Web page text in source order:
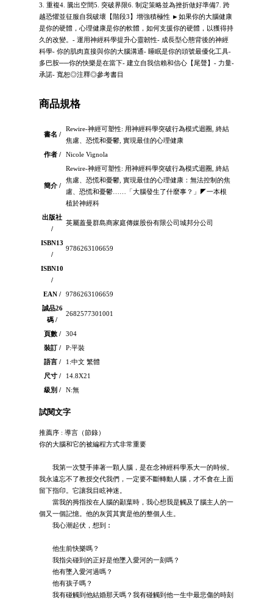
3. 重複4. 騰出空間5. 突破界限6. 制定策略並為挫折做好準備7. 跨
越恐懼並征服自我破壞【階段3】增強積極性 ►如果你的大腦健康
是你的硬體，心理健康是你的軟體，如何支援你的硬體，以獲得持
久的改變。- 運用神經科學提升心靈韌性- 成長型心態背後的神經
科學- 你的肌肉直接與你的大腦溝通- 睡眠是你的頭號最優化工具-
多巴胺──你的快樂是在當下- 建立自我信賴和信心【尾聲】- 力量-
承諾- 寬恕◎注釋◎參考書目
商品規格
書名 /
Rewire-神經可塑性: 用神經科學突破行為模式迴圈, 終結
焦慮、恐慌和憂鬱, 實現最佳的心理健康
作者 /
Nicole Vignola
簡介 /
Rewire-神經可塑性: 用神經科學突破行為模式迴圈, 終結
焦慮、恐慌和憂鬱, 實現最佳的心理健康：無法控制的焦
慮、恐慌和憂鬱……「大腦發生了什麼事？」◤一本根
植於神經科
出版社
/
英屬蓋曼群島商家庭傳媒股份有限公司城邦分公司
ISBN13
/
9786263106659
ISBN10
/
EAN /
9786263106659
誠品26
碼 /
2682577301001
頁數 /
304
裝訂 /
P:平裝
語言 /
1:中文 繁體
尺寸 /
14.8X21
級別 /
N:無
試閱文字
推薦序 : 導言（節錄）
你的大腦和它的被編程方式非常重要
我第一次雙手捧著一顆人腦，是在念神經科學系大一的時候。
我永遠忘不了教授交代我們，一定要不斷轉動人腦，才不會在上面
留下指印。它讓我目眩神迷。
當我的拇指按在人腦的顳葉時，我心想我是觸及了腦主人的一
個又一個記憶。他的灰質其實是他的整個人生。
我心潮起伏，想到︰
他生前快樂嗎？
我指尖碰到的正好是他墜入愛河的一刻嗎？
他有墜入愛河過嗎？
他有孩子嗎？
我有碰觸到他結婚那天嗎？我有碰觸到他一生中最悲傷的時刻